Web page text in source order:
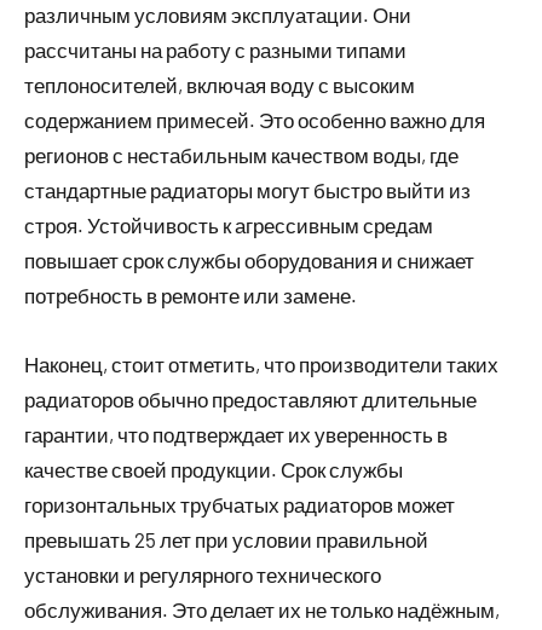
различным условиям эксплуатации. Они
рассчитаны на работу с разными типами
теплоносителей, включая воду с высоким
содержанием примесей. Это особенно важно для
регионов с нестабильным качеством воды, где
стандартные радиаторы могут быстро выйти из
строя. Устойчивость к агрессивным средам
повышает срок службы оборудования и снижает
потребность в ремонте или замене.
Наконец, стоит отметить, что производители таких
радиаторов обычно предоставляют длительные
гарантии, что подтверждает их уверенность в
качестве своей продукции. Срок службы
горизонтальных трубчатых радиаторов может
превышать 25 лет при условии правильной
установки и регулярного технического
обслуживания. Это делает их не только надёжным,